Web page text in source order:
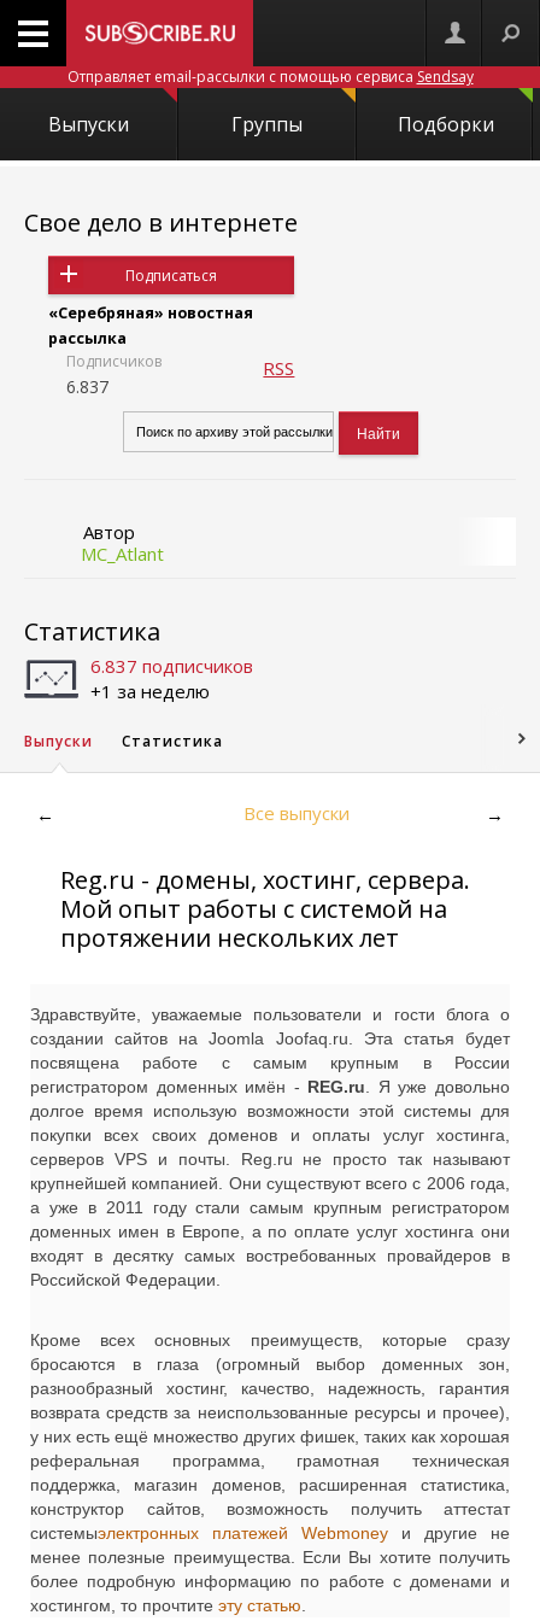
Отправляет email-рассылки с помощью сервиса Sendsay
Выпуски Группы Подборки
Свое дело в интернете
Подписаться
«Серебряная» новостная
рассылка
Подписчиков
6.837
RSS
Автор
MC_Atlant
Статистика
6.837 подписчиков
+1 за неделю
Выпуски Статистика
← Все выпуски →
Reg.ru - домены, хостинг, сервера.
Мой опыт работы с системой на
протяжении нескольких лет
Здравствуйте, уважаемые пользователи и гости блога о
создании сайтов на Joomla Joofaq.ru. Эта статья будет
посвящена работе с самым крупным в России
регистратором доменных имён - REG.ru . Я уже довольно
долгое время использую возможности этой системы для
покупки всех своих доменов и оплаты услуг хостинга,
серверов VPS и почты. Reg.ru не просто так называют
крупнейшей компанией. Они существуют всего с 2006 года,
а уже в 2011 году стали самым крупным регистратором
доменных имен в Европе, а по оплате услуг хостинга они
входят в десятку самых востребованных провайдеров в
Российской Федерации.
Кроме всех основных преимуществ, которые сразу
бросаются в глаза (огромный выбор доменных зон,
разнообразный хостинг, качество, надежность, гарантия
возврата средств за неиспользованные ресурсы и прочее),
у них есть ещё множество других фишек, таких как хорошая
реферальная программа, грамотная техническая
поддержка, магазин доменов, расширенная статистика,
конструктор сайтов, возможность получить аттестат
системыэлектронных платежей Webmoney и другие не
менее полезные преимущества. Если Вы хотите получить
более подробную информацию по работе с доменами и
хостингом, то прочтите эту статью